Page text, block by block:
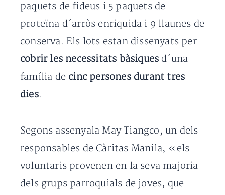
paquets de fideus i 5 paquets de
proteïna d´arròs enriquida i 9 llaunes de
conserva. Els lots estan dissenyats per
cobrir les necessitats bàsiques d´una
família de cinc persones durant tres
dies.
Segons assenyala May Tiangco, un dels
responsables de Càritas Manila, «els
voluntaris provenen en la seva majoria
dels grups parroquials de joves, que